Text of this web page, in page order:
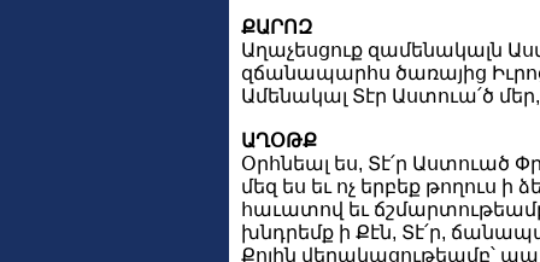
ՔԱՐՈԶ
Աղաչեսցուք զամենակալն
զճանապարհս ծառայից
Ամենակալ Տէր Աստուա՛ծ մեր,
ԱՂՕԹՔ
Օրհնեալ ես, Տէ՛ր Աստուած
մեզ ես եւ ոչ երբեք թողուս ի
հաւատով եւ
խնդրեմք ի Քէն, Տէ՛ր,
Քոյին վերակացութեամբ՝